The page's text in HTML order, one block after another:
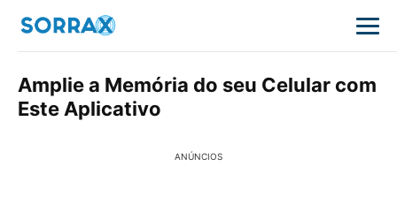
Amplie a Memória do seu Celular com
Este Aplicativo
ANÚNCIOS